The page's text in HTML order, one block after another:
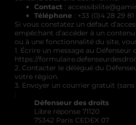
Contact :
Téléphone : +33 (0)4 28 29 81
Si vous constatez un défaut
empêchant d’accéder à un contenu
ou à une fonctionnalité du site,
1. Écrire un message au Défenseur
https://
2. Contacter le délégué du
votre région.
3. Envoyer un courrier gratuit
:
Défenseur des droits
Libre réponse 71120
75342 Paris CEDEX 07